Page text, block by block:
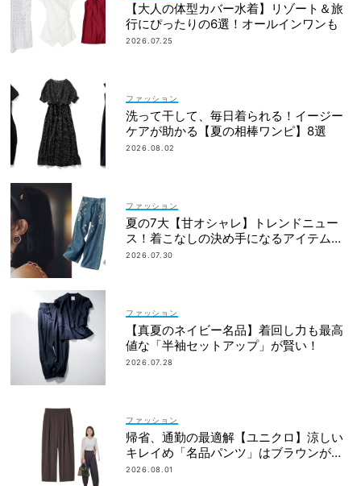
【大人の体型カバー水着】リゾート＆旅
行にぴったりの6選！オールインワンも
2026.07.25
ファッション
洗って干して、毎日着られる！イージー
ケアが助かる【夏の相棒ワンピ】8選
2026.08.02
ファッション
夏の7大【甘オシャレ】トレンドニュー
ス！着こなしの決め手になるアイテムが
勢揃い
2026.07.30
ファッション
【真夏のネイビー名品】着回し力も最高
値な「半袖セットアップ」が賢い！
2026.07.28
ファッション
帰省、通勤の最適解【ユニクロ】涼しい
キレイめ「名品パンツ」はブラウンが使
える！
2026.08.01